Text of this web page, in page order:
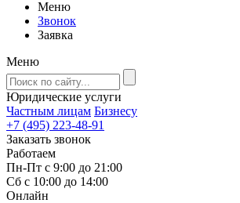
Меню
Звонок
Заявка
Меню
Юридические услуги
Частным лицам Бизнесу
+7 (495) 223-48-91
Заказать звонок
Работаем
Пн-Пт с 9:00 до 21:00
Сб с 10:00 до 14:00
Онлайн